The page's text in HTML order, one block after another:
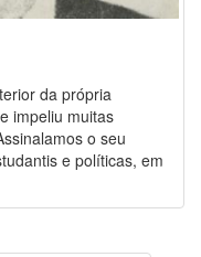
da própria
impeliu muitas
o seu
e políticas, em